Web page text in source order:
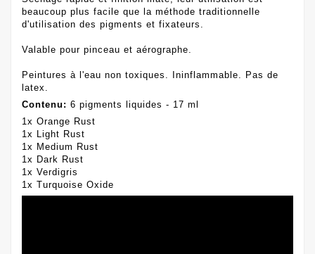
beaucoup plus facile que la méthode traditionnelle
d'utilisation des pigments et fixateurs.
Valable pour pinceau et aérographe.
Peintures à l'eau non toxiques. Ininflammable. Pas de
latex.
Contenu: 6 pigments liquides - 17 ml
1x Orange Rust
1x Light Rust
1x Medium Rust
1x Dark Rust
1x Verdigris
1x Turquoise Oxide